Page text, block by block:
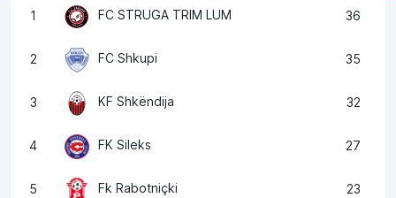
1 FC STRUGA TRIM LUM 36
2 FC Shkupi 35
3 KF Shkëndija 32
4 FK Sileks 27
5 Fk Rabotniçki 23